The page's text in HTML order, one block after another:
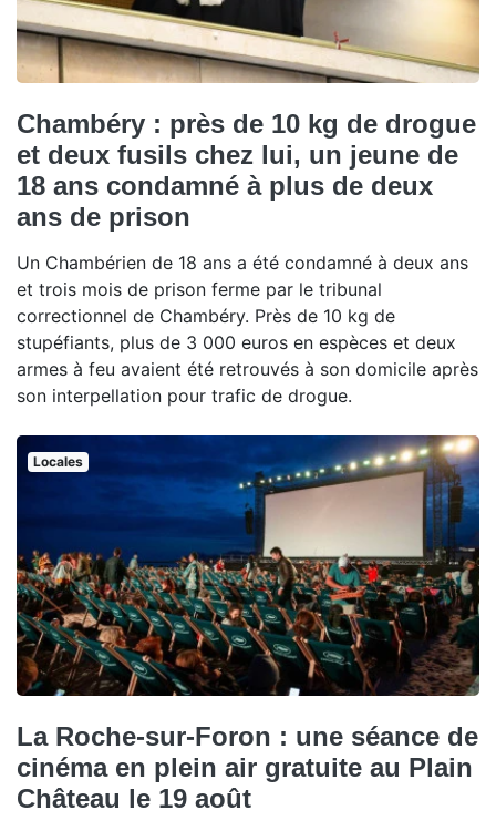
Chambéry : près de 10 kg de drogue
et deux fusils chez lui, un jeune de
18 ans condamné à plus de deux
ans de prison
Un Chambérien de 18 ans a été condamné à deux ans
et trois mois de prison ferme par le tribunal
correctionnel de Chambéry. Près de 10 kg de
stupéfiants, plus de 3 000 euros en espèces et deux
armes à feu avaient été retrouvés à son domicile après
son interpellation pour trafic de drogue.
Locales
La Roche-sur-Foron : une séance de
cinéma en plein air gratuite au Plain
Château le 19 août